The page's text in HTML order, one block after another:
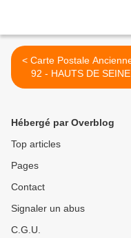
< Carte Postale Ancienne -
92 - HAUTS DE SEINE
Hébergé par Overblog
Top articles
Pages
Contact
Signaler un abus
C.G.U.